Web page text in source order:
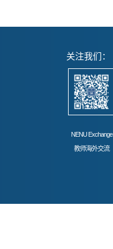
关注我们：
NENU Exchange
教师海外交流